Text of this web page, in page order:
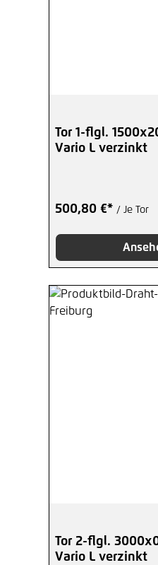
Tor 1-flgl.
Vario L verzinkt
500,80 €* / Je Tor
Tor 2-flgl.
Vario L verzinkt